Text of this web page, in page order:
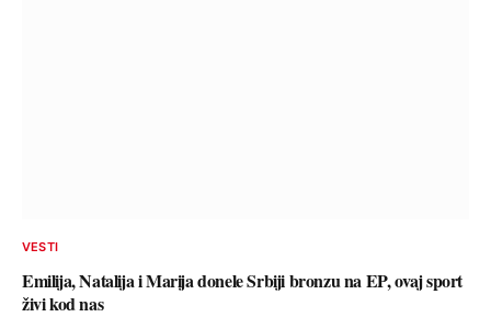
VESTI
Emilija, Natalija i Marija donele Srbiji bronzu na EP, ovaj sport
živi kod nas